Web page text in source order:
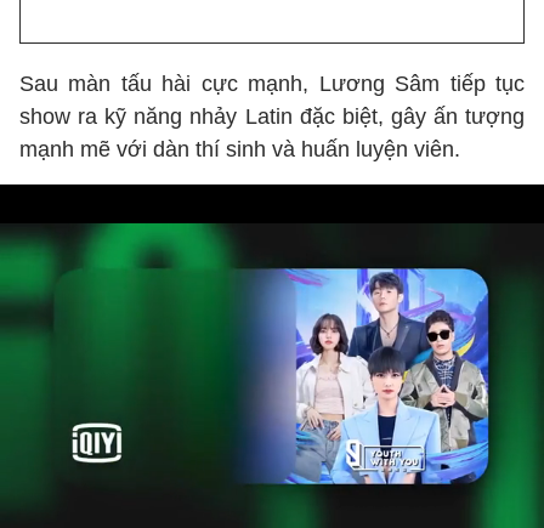
Sau màn tấu hài cực mạnh, Lương Sâm tiếp tục
show ra kỹ năng nhảy Latin đặc biệt, gây ấn tượng
mạnh mẽ với dàn thí sinh và huấn luyện viên.